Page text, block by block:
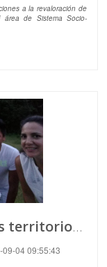
a la revaloración de
de Sistema Socio-
CentroGeo más cerca de los territorios milperos en Yucatán
04 09:55:43